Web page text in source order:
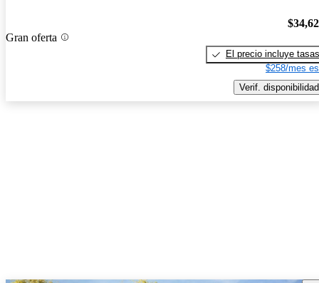
Gran oferta
El precio incluye tasas
$258/mes
Verif. disponibilidad